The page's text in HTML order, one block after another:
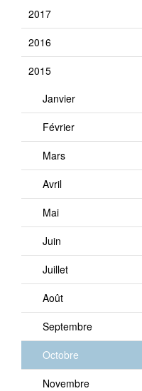
2017
2016
2015
Janvier
Février
Mars
Avril
Mai
Juin
Juillet
Août
Septembre
Octobre
Novembre